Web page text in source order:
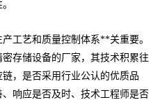
工艺和质量控制体系**关重要。
存储设备的厂家，其技术积累往
，是否采用行业公认的优质品
响应是否及时、技术工程师是否